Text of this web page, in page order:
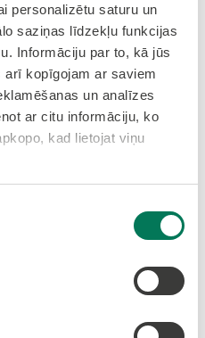
personalizētu saturu un
saziņas līdzekļu funkcijas
Informāciju par to, kā jūs
kopīgojam ar saviem
un analīzes
ar citu informāciju, ko
kad lietojat viņu
pārskats
pārskats
pārskats
pārskats
pārskats
publiskie pārskati
pārskats